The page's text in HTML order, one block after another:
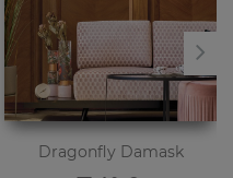
Dragonfly Damask